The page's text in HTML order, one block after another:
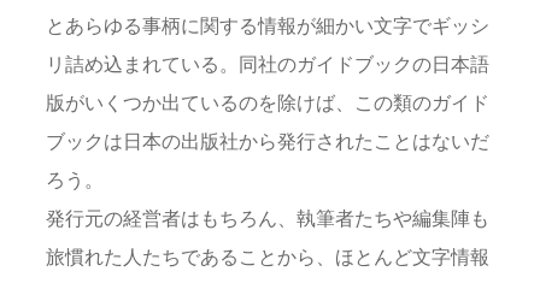
とあらゆる事柄に関する情報が細かい文字でギッシ
リ詰め込まれている。同社のガイドブックの日本語
版がいくつか出ているのを除けば、この類のガイド
ブックは日本の出版社から発行されたことはないだ
ろう。
発行元の経営者はもちろん、執筆者たちや編集陣も
旅慣れた人たちであることから、ほとんど文字情報